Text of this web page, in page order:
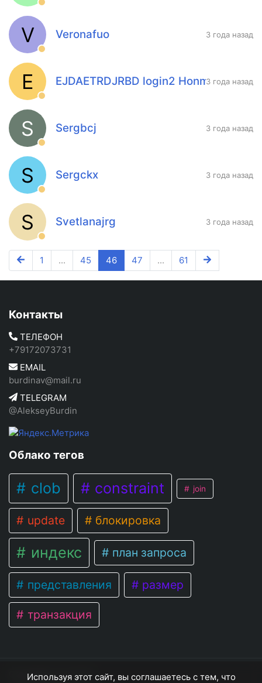
V Veronafuo 3 года назад
E EJDAETRDJRBD login2 Honmelo3 года назад
S Sergbcj 3 года назад
S Sergckx 3 года назад
S Svetlanajrg 3 года назад
1 ... 45 46 47 ... 61
Контакты
ТЕЛЕФОН
+79172073731
EMAIL
burdinav@mail.ru
TELEGRAM
@AlekseyBurdin
Облако тегов
clob constraint join
update блокировка
индекс план запроса
представления размер
транзакция
OracleNote © 2026
Используя этот сайт, вы соглашаетесь с тем, что